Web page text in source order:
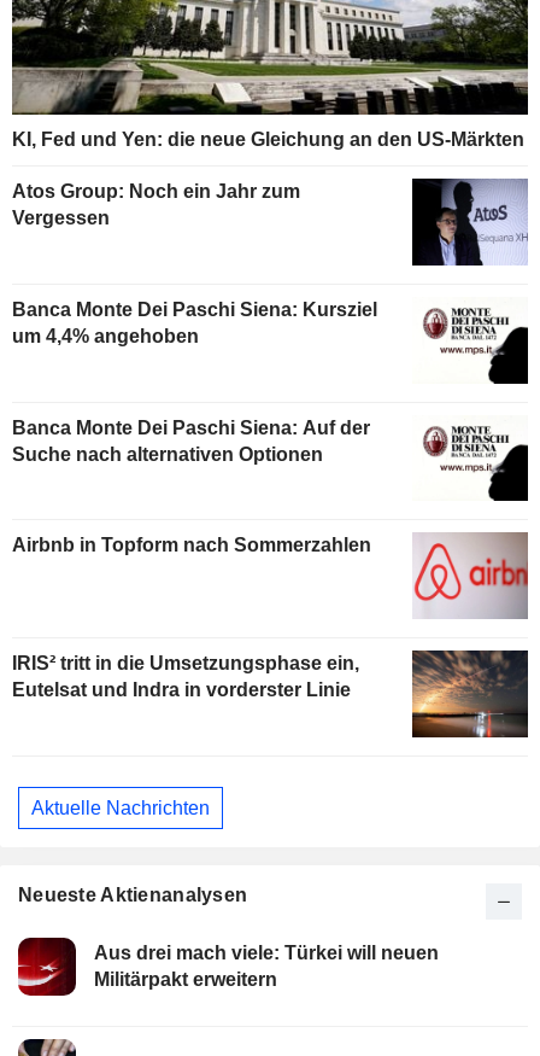
KI, Fed und Yen: die neue Gleichung an den US-Märkten
Atos Group: Noch ein Jahr zum
Vergessen
Banca Monte Dei Paschi Siena: Kursziel
um 4,4% angehoben
Banca Monte Dei Paschi Siena: Auf der
Suche nach alternativen Optionen
Airbnb in Topform nach Sommerzahlen
IRIS² tritt in die Umsetzungsphase ein,
Eutelsat und Indra in vorderster Linie
Aktuelle Nachrichten
Neueste Aktienanalysen
Aus drei mach viele: Türkei will neuen
Militärpakt erweitern